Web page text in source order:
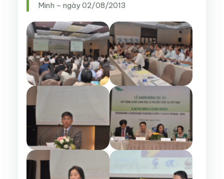
Minh – ngày 02/08/2013